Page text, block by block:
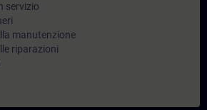
servizio
manutenzione
riparazioni